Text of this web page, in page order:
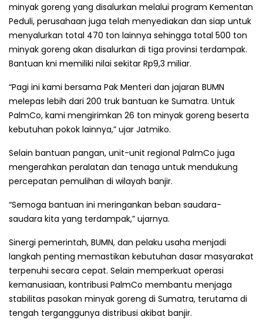
minyak goreng yang disalurkan melalui program Kementan
Peduli, perusahaan juga telah menyediakan dan siap untuk
menyalurkan total 470 ton lainnya sehingga total 500 ton
minyak goreng akan disalurkan di tiga provinsi terdampak.
Bantuan kni memiliki nilai sekitar Rp9,3 miliar.
“Pagi ini kami bersama Pak Menteri dan jajaran BUMN
melepas lebih dari 200 truk bantuan ke Sumatra. Untuk
PalmCo, kami mengirimkan 26 ton minyak goreng beserta
kebutuhan pokok lainnya,” ujar Jatmiko.
Selain bantuan pangan, unit-unit regional PalmCo juga
mengerahkan peralatan dan tenaga untuk mendukung
percepatan pemulihan di wilayah banjir.
“Semoga bantuan ini meringankan beban saudara-
saudara kita yang terdampak,” ujarnya.
Sinergi pemerintah, BUMN, dan pelaku usaha menjadi
langkah penting memastikan kebutuhan dasar masyarakat
terpenuhi secara cepat. Selain memperkuat operasi
kemanusiaan, kontribusi PalmCo membantu menjaga
stabilitas pasokan minyak goreng di Sumatra, terutama di
tengah terganggunya distribusi akibat banjir.